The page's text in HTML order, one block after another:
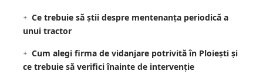
Ce trebuie să știi despre mentenanța periodică a
unui tractor
Cum alegi firma de vidanjare potrivită în Ploiești și
ce trebuie să verifici înainte de intervenție